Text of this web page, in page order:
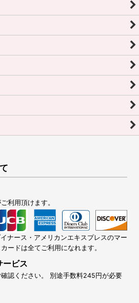
利用頂けます。
ナース・アメリカンエキスプレスのマー
ードは全てご利用になれます。
ービス
認ください。 別途手数料245円が必要